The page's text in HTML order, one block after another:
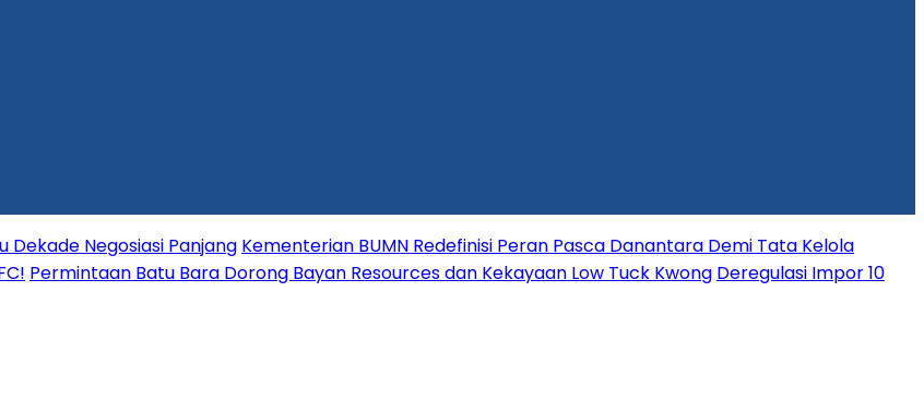
Dekade Negosiasi Panjang Kementerian BUMN Redefinisi Peran Pasca Danantara Demi Tata Kelola
Permintaan Batu Bara Dorong Bayan Resources dan Kekayaan Low Tuck Kwong Deregulasi Impor 10